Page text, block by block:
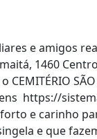
e amigos
1460
https://
e carinho
e que